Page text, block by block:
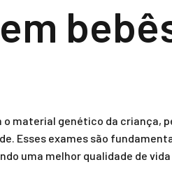
o material genético da criança,
Esses exames são
uma melhor qualidade de